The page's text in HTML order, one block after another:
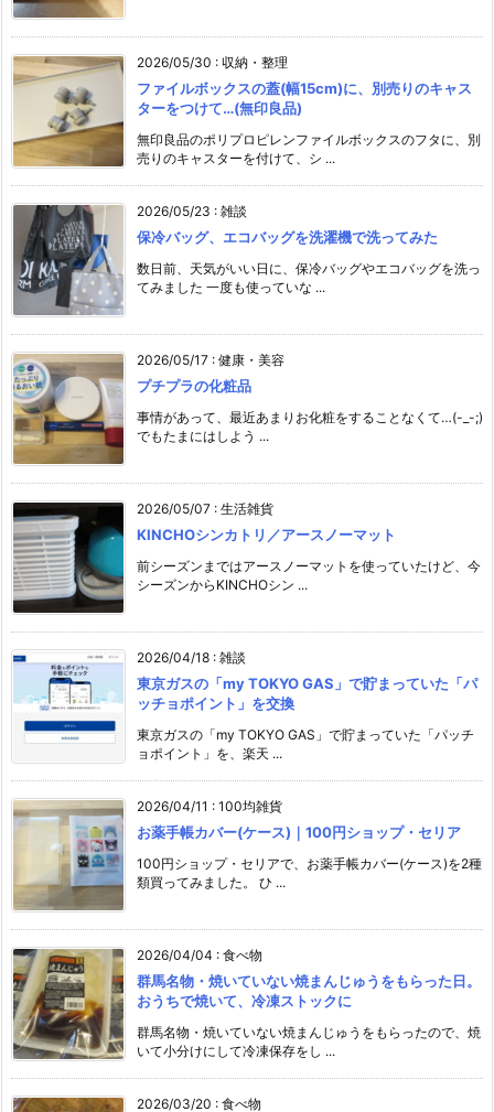
2026/05/30 : 収納・整理
ファイルボックスの蓋(幅15cm)に、別売りのキャス
ターをつけて…(無印良品)
無印良品のポリプロピレンファイルボックスのフタに、別
売りのキャスターを付けて、シ ...
2026/05/23 : 雑談
保冷バッグ、エコバッグを洗濯機で洗ってみた
数日前、天気がいい日に、保冷バッグやエコバッグを洗っ
てみました 一度も使っていな ...
2026/05/17 : 健康・美容
プチプラの化粧品
事情があって、最近あまりお化粧をすることなくて…(-_-;)
でもたまにはしよう ...
2026/05/07 : 生活雑貨
KINCHOシンカトリ／アースノーマット
前シーズンまではアースノーマットを使っていたけど、今
シーズンからKINCHOシン ...
2026/04/18 : 雑談
東京ガスの「my TOKYO GAS」で貯まっていた「パ
ッチョポイント」を交換
東京ガスの「my TOKYO GAS」で貯まっていた「パッチ
ョポイント」を、楽天 ...
2026/04/11 : 100均雑貨
お薬手帳カバー(ケース)｜100円ショップ・セリア
100円ショップ・セリアで、お薬手帳カバー(ケース)を2種
類買ってみました。 ひ ...
2026/04/04 : 食べ物
群馬名物・焼いていない焼まんじゅうをもらった日。
おうちで焼いて、冷凍ストックに
群馬名物・焼いていない焼まんじゅうをもらったので、焼
いて小分けにして冷凍保存をし ...
2026/03/20 : 食べ物